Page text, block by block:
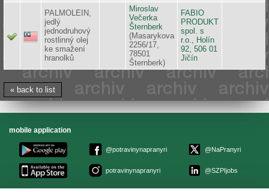
PALMOLEIN,
jedlý
jednodruhový
rostlinný olej
ke smažení
hranolků
Miroslav
Večerka
Šternberk
(Masarykova
2256/17,
78501
Šternberk)
FABIO
PRODUKT
spol. s
r.o., Holín
92, 506 01
Jičín
« back to list
mobile application
@potravinynapranyri
potravinynapranyri
@NaPranyri
@SZPIjobs